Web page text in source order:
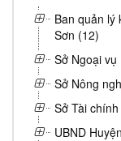
Ban quản
Sơn (12)
Sở Ngoại vụ
Sở Nông
Sở Tài
UBND